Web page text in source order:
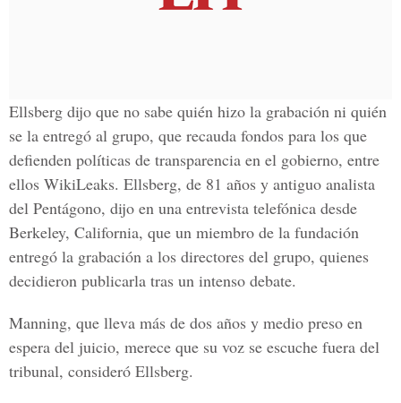
Ellsberg dijo que no sabe quién hizo la grabación ni quién
se la entregó al grupo, que recauda fondos para los que
defienden políticas de transparencia en el gobierno, entre
ellos WikiLeaks. Ellsberg, de 81 años y antiguo analista
del Pentágono, dijo en una entrevista telefónica desde
Berkeley, California, que un miembro de la fundación
entregó la grabación a los directores del grupo, quienes
decidieron publicarla tras un intenso debate.
Manning, que lleva más de dos años y medio preso en
espera del juicio, merece que su voz se escuche fuera del
tribunal, consideró Ellsberg.